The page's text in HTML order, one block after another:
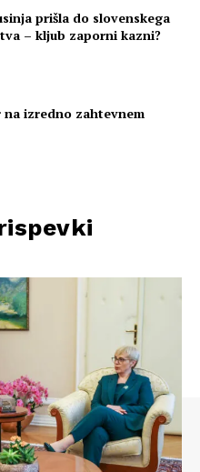
prišla do slovenskega
– kljub zaporni kazni?
na izredno zahtevnem